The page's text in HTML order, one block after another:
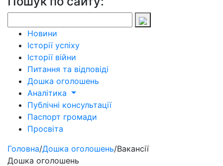
Новини
Історії успіху
Історії війни
Питання та відповіді
Дошка оголошень
Аналітика
Публічні консультації
Паспорт громади
Просвіта
Головна/Дошка оголошень/Вакансії
Дошка оголошень